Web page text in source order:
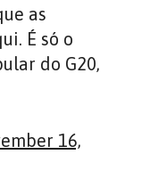
as
É só o
do G20,
16,